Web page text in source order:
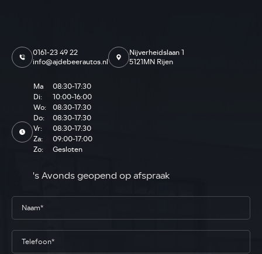
0161-23 49 22
info@ajdebeerautos.nl
Nijverheidslaan 1
5121MN Rijen
Ma
08:30-17:30
Di:
10:00-16:00
Wo:
08:30-17:30
Do:
08:30-17:30
Vr:
08:30-17:30
Za:
09:00-17:00
Zo:
Gesloten
's Avonds geopend op afspraak